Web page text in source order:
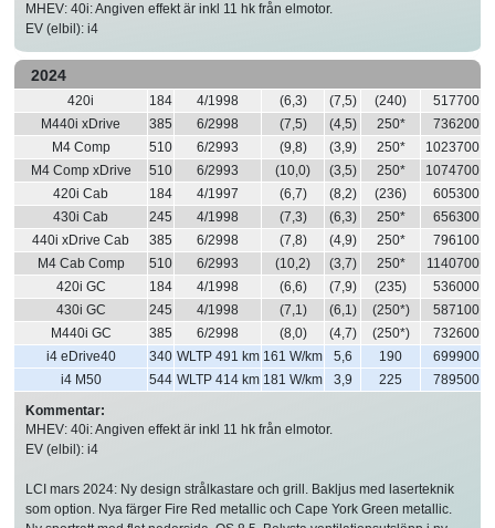
MHEV: 40i: Angiven effekt är inkl 11 hk från elmotor.
EV (elbil): i4
2024
420i 184 4/1998 (6,3) (7,5) (240)
517700
M440i xDrive
385 6/2998 (7,5) (4,5) 250*
736200
M4 Comp
510 6/2993 (9,8) (3,9) 250*
1023700
M4 Comp xDrive
510 6/2993 (10,0) (3,5) 250*
1074700
420i Cab
184 4/1997 (6,7) (8,2) (236)
605300
430i Cab
245 4/1998 (7,3) (6,3) 250*
656300
440i xDrive Cab
385 6/2998 (7,8) (4,9) 250*
796100
M4 Cab Comp
510 6/2993 (10,2) (3,7) 250*
1140700
420i GC
184 4/1998 (6,6) (7,9) (235)
536000
430i GC
245 4/1998 (7,1) (6,1) (250*)
587100
M440i GC
385 6/2998 (8,0) (4,7) (250*)
732600
i4 eDrive40
340 WLTP 491 km 161 W/km 5,6 190
699900
i4 M50
544 WLTP 414 km 181 W/km 3,9 225
789500
Kommentar:
MHEV: 40i: Angiven effekt är inkl 11 hk från elmotor.
EV (elbil): i4
LCI mars 2024: Ny design strålkastare och grill. Bakljus med laserteknik
som option. Nya färger Fire Red metallic och Cape York Green metallic.